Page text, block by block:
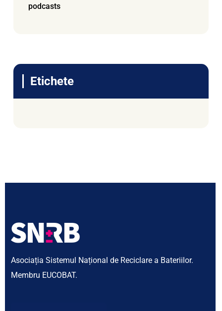
podcasts
Etichete
Asociația Sistemul Național de Reciclare a Bateriilor.
Membru EUCOBAT.